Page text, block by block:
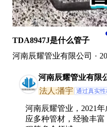
TDA8947J是什么管子
河南辰耀管业有限公司 ·
河南辰耀管业有限
法人:潘宇 通过真实
河南辰耀管业，2021
应多种管材，经验丰